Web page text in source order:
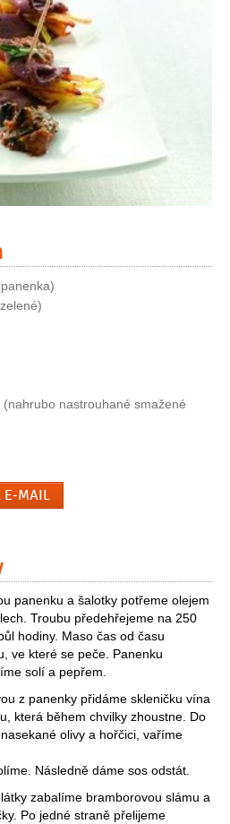
(nahrubo nastrouhané smažené
E-MAIL
panenku a šalotky potřeme olejem
Troubu předehřejeme na 250
hodiny. Maso čas od času
ve které se peče. Panenku
solí a pepřem.
z panenky přidáme skleničku vína
která během chvilky zhoustne. Do
olivy a hořčici, vaříme
Následně dáme sos odstát.
zabalíme bramborovou slámu a
Po jedné straně přelijeme